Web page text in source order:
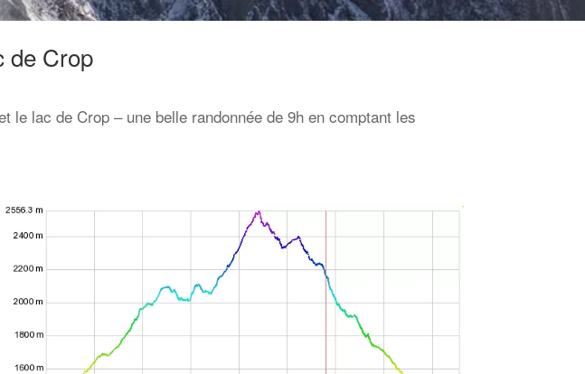
de Crop
lac de Crop – une belle randonnée de 9h en comptant les